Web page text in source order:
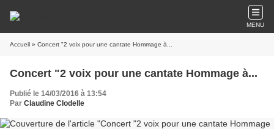
MENU
Accueil » Concert "2 voix pour une cantate Hommage à...
Concert "2 voix pour une cantate Hommage à...
Publié le 14/03/2016 à 13:54
Par Claudine Clodelle